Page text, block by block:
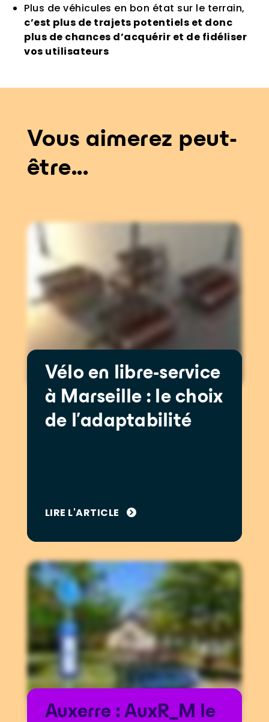
Plus de véhicules en bon état sur le terrain,
c’est plus de trajets potentiels et donc
plus de chances d’acquérir et de fidéliser
vos utilisateurs
Vous aimerez peut-
être...
Vélo en libre-service
à Marseille : le choix
de l’adaptabilité
LIRE L'ARTICLE
Auxerre : AuxR_M le